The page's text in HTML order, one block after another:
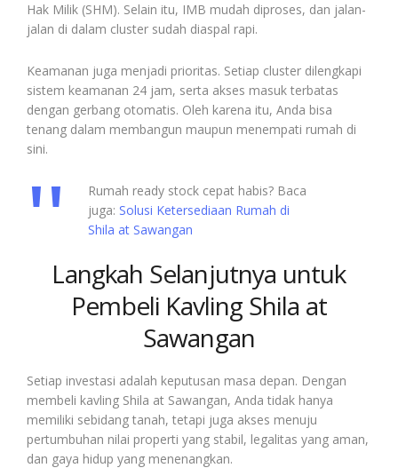
Hak Milik (SHM). Selain itu, IMB mudah diproses, dan jalan-
jalan di dalam cluster sudah diaspal rapi.
Keamanan juga menjadi prioritas. Setiap cluster dilengkapi
sistem keamanan 24 jam, serta akses masuk terbatas
dengan gerbang otomatis. Oleh karena itu, Anda bisa
tenang dalam membangun maupun menempati rumah di
sini.
Rumah ready stock cepat habis? Baca
juga: Solusi Ketersediaan Rumah di
Shila at Sawangan
Langkah Selanjutnya untuk
Pembeli Kavling Shila at
Sawangan
Setiap investasi adalah keputusan masa depan. Dengan
membeli kavling Shila at Sawangan, Anda tidak hanya
memiliki sebidang tanah, tetapi juga akses menuju
pertumbuhan nilai properti yang stabil, legalitas yang aman,
dan gaya hidup yang menenangkan.